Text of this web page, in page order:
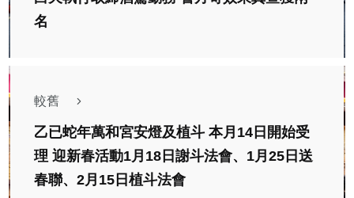
名
較舊
乙已蛇年萬和宮安燈及植斗 本月14日開始受
理 迎新春活動1月18日謝斗法會、1月25日送
春聯、2月15日植斗法會